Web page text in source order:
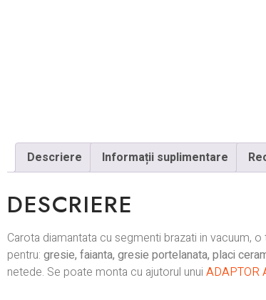
Descriere Informații suplimentare
DESCRIERE
Carota diamantata cu segmenti brazati in vacuum,
pentru: gresie, faianta, gresie portelanata, placi
netede. Se poate monta cu ajutorul unui ADAPTOR